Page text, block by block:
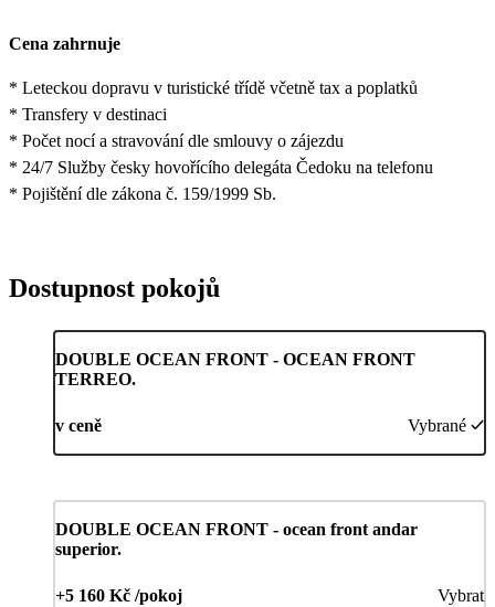
Cena zahrnuje
* Leteckou dopravu v turistické třídě včetně tax a poplatků
* Transfery v destinaci
* Počet nocí a stravování dle smlouvy o zájezdu
* 24/7 Služby česky hovořícího delegáta Čedoku na telefonu
* Pojištění dle zákona č. 159/1999 Sb.
Dostupnost pokojů
DOUBLE OCEAN FRONT - OCEAN FRONT
TERREO.
v ceně Vybrané
DOUBLE OCEAN FRONT - ocean front andar
superior.
+5 160 Kč /pokoj Vybrat